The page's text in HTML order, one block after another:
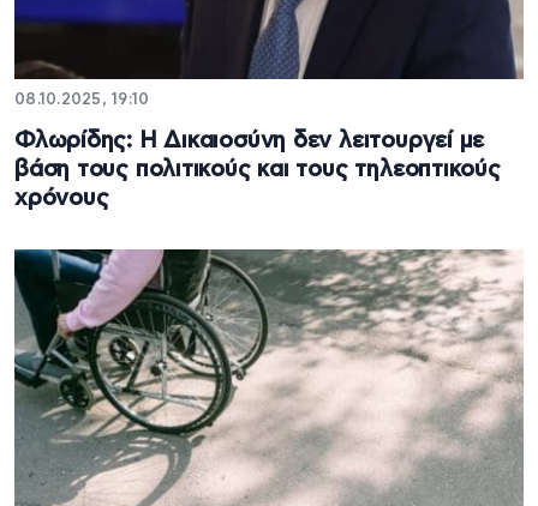
08.10.2025, 19:10
Φλωρίδης: H Δικαιοσύνη δεν λειτουργεί με
βάση τους πολιτικούς και τους τηλεοπτικούς
χρόνους